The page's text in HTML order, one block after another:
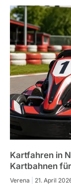
Kartfahren in
Kartbahnen
Verena 21. April